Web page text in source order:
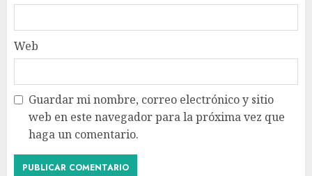
Web
Guardar mi nombre, correo electrónico y sitio
web en este navegador para la próxima vez que
haga un comentario.